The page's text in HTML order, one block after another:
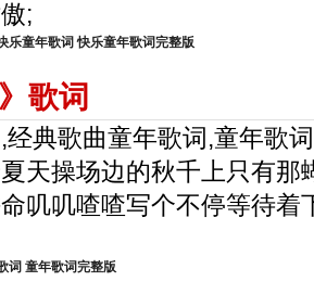
;
乐童年歌词 快乐童年歌词完整版
歌词
经典歌曲童年歌词,童年歌
天操场边的秋千上只有那
叽叽喳喳写个不停等待着
词 童年歌词完整版